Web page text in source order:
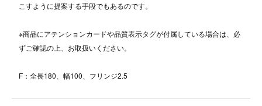
こすように提案する手段でもあるのです。
※商品にアテンションカードや品質表示タグが付属している場合は、必
ずご確認の上、お取扱いください。
F：全長180、幅100、フリンジ2.5